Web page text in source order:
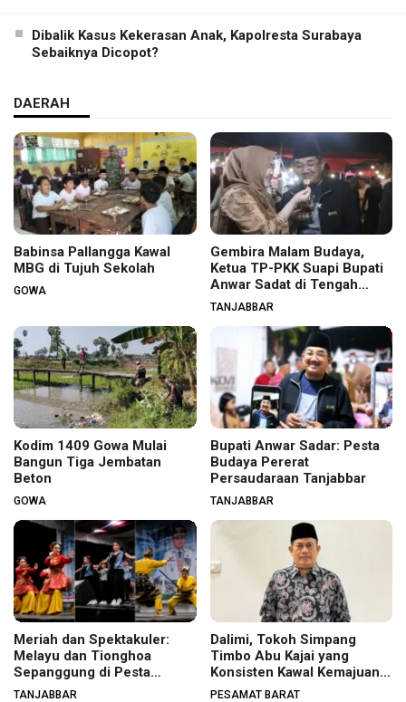
Dibalik Kasus Kekerasan Anak, Kapolresta Surabaya
Sebaiknya Dicopot?
DAERAH
Babinsa Pallangga Kawal
MBG di Tujuh Sekolah
GOWA
Gembira Malam Budaya,
Ketua TP-PKK Suapi Bupati
Anwar Sadat di Tengah
Warga
TANJABBAR
Kodim 1409 Gowa Mulai
Bangun Tiga Jembatan
Beton
GOWA
Bupati Anwar Sadar: Pesta
Budaya Pererat
Persaudaraan Tanjabbar
TANJABBAR
Meriah dan Spektakuler:
Melayu dan Tionghoa
Sepanggung di Pesta
Budaya Tanjabbar
TANJABBAR
Dalimi, Tokoh Simpang
Timbo Abu Kajai yang
Konsisten Kawal Kemajuan
Nagari
PESAMAT BARAT